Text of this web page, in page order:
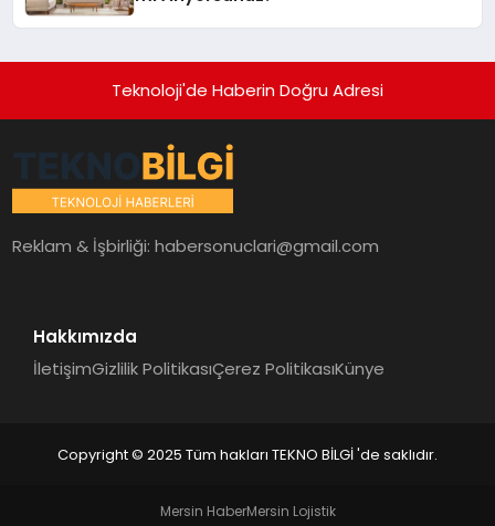
Teknoloji'de Haberin Doğru Adresi
Reklam & İşbirliği:habersonuclari@gmail.com
Hakkımızda
İletişimGizlilik PolitikasıÇerez PolitikasıKünye
Copyright © 2025 Tüm hakları TEKNO BİLGİ 'de saklıdır.
Mersin HaberMersin Lojistik